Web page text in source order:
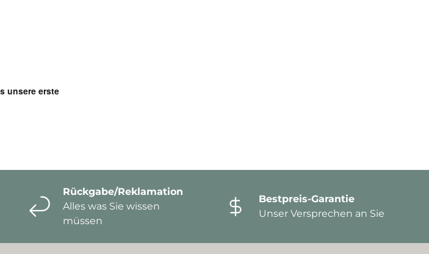
Rückgabe/Reklamation
Alles was Sie wissen
müssen
Bestpreis-Garantie
Unser Versprechen an Sie